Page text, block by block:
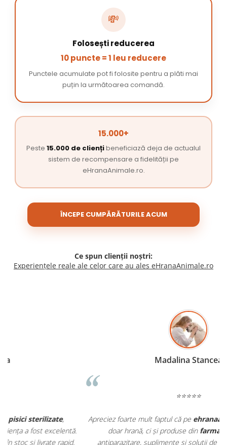
💸
Folosești reducerea
10 puncte = 1 leu reducere
Punctele acumulate pot fi folosite pentru a plăti mai
puțin la următoarea comandă.
15.000+
Peste 15.000 de cliențibeneficiază deja de actualul
sistem de recompensare a fidelității pe
eHranaAnimale.ro.
ÎNCEPE CUMPĂRĂTURILE ACUM
Ce spun clienții noștri:
Experiențele reale ale celor care au ales eHranaAnimale.ro
Apreciez foarte mult faptul că pe ehranaanimale.rogăsesc nu
doar hrană, ci și produse dinfarmacia veterinară:
antiparazitare, suplimente și soluții de îngrijire. Este foarte